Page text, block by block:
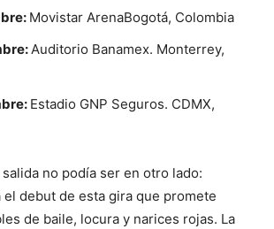
Movistar ArenaBogotá, Colombia
Auditorio Banamex. Monterrey,
Estadio GNP Seguros. CDMX,
no podía ser en otro lado:
debut de esta gira que promete
de baile, locura y narices rojas. La